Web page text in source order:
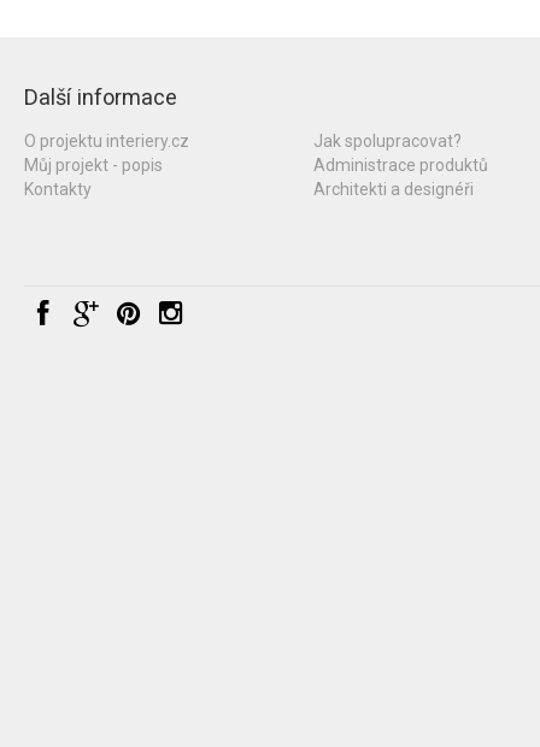
Další informace
O projektu interiery.cz
Můj projekt - popis
Kontakty
Jak spolupracovat?
Administrace produktů
Architekti a designéři